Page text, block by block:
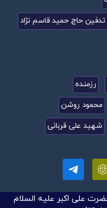
حاج حمید قاسم نژاد
رزمنده
محمود روشن
شهید علی قربانی
علی اکبر علیه السلام